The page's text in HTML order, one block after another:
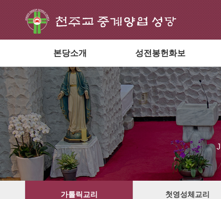
본당소개 성전봉헌화보
가톨릭교리 첫영성체교리